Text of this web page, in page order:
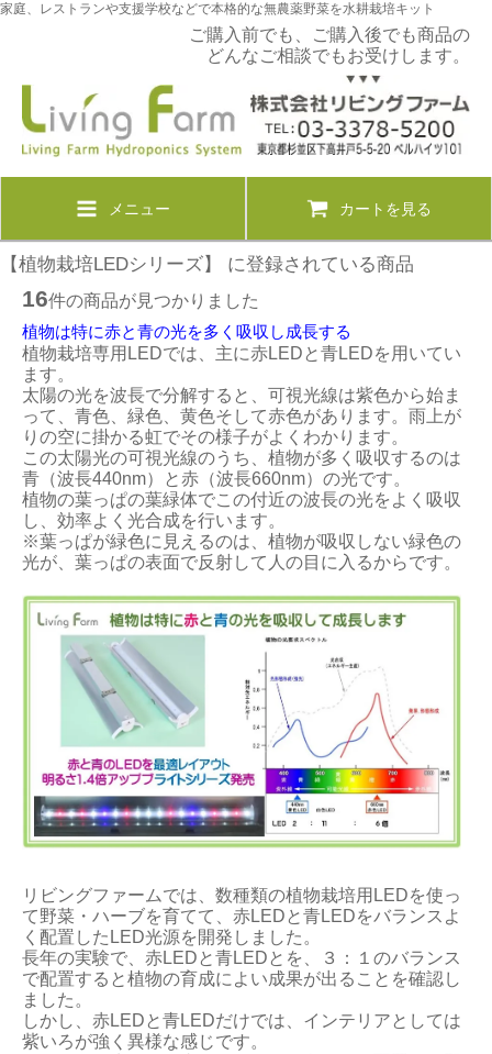
家庭、レストランや支援学校などで本格的な無農薬野菜を水耕栽培キット
ご購入前でも、ご購入後でも商品の
どんなご相談でもお受けします。
メニュー カートを見る
【植物栽培LEDシリーズ】 に登録されている商品
16件の商品が見つかりました
植物は特に赤と青の光を多く吸収し成長する
植物栽培専用LEDでは、主に赤LEDと青LEDを用いてい
ます。
太陽の光を波長で分解すると、可視光線は紫色から始ま
って、青色、緑色、黄色そして赤色があります。雨上が
りの空に掛かる虹でその様子がよくわかります。
この太陽光の可視光線のうち、植物が多く吸収するのは
青（波長440nm）と赤（波長660nm）の光です。
植物の葉っぱの葉緑体でこの付近の波長の光をよく吸収
し、効率よく光合成を行います。
※葉っぱが緑色に見えるのは、植物が吸収しない緑色の
光が、葉っぱの表面で反射して人の目に入るからです。
リビングファームでは、数種類の植物栽培用LEDを使っ
て野菜・ハーブを育てて、赤LEDと青LEDをバランスよ
く配置したLED光源を開発しました。
長年の実験で、赤LEDと青LEDとを、３：１のバランス
で配置すると植物の育成によい成果が出ることを確認し
ました。
しかし、赤LEDと青LEDだけでは、インテリアとしては
紫いろが強く異様な感じです。